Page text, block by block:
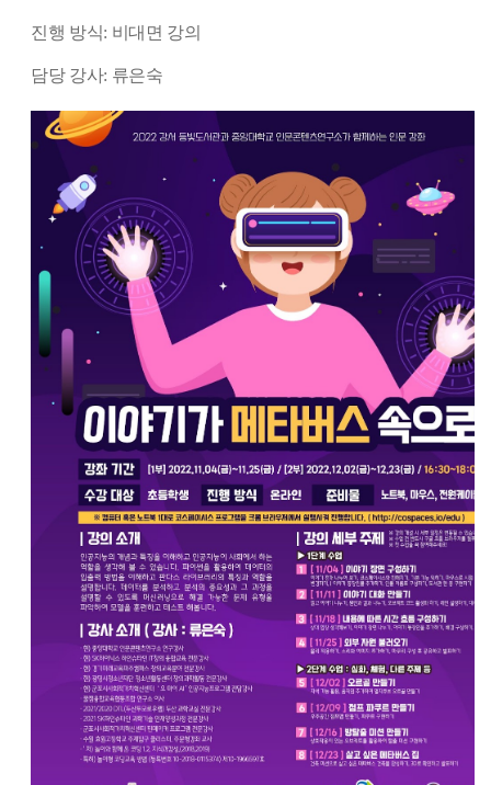
진행 방식: 비대면 강의
담당 강사: 류은숙